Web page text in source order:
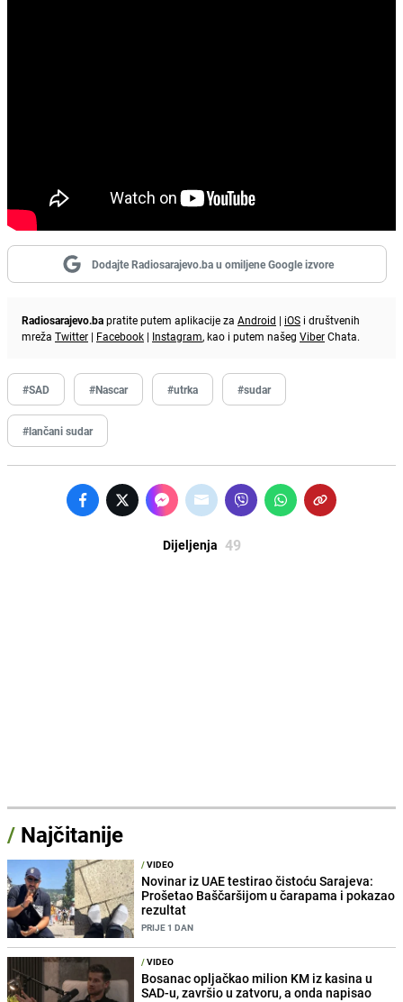
Dodajte Radiosarajevo.ba u omiljene Google izvore
Radiosarajevo.bapratite putem aplikacije za Android | iOS i društvenih
mreža Twitter | Facebook | Instagram, kao i putem našeg ViberChata.
#SAD #Nascar #utrka #sudar
#lančani sudar
Dijeljenja 49
/ Najčitanije
/VIDEO
Novinar iz UAE testirao čistoću Sarajeva:
Prošetao Baščaršijom u čarapama i pokazao
rezultat
PRIJE 1 DAN
/VIDEO
Bosanac opljačkao milion KM iz kasina u
SAD-u, završio u zatvoru, a onda napisao